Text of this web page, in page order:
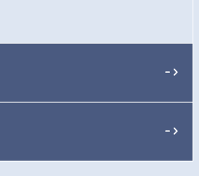
->
->